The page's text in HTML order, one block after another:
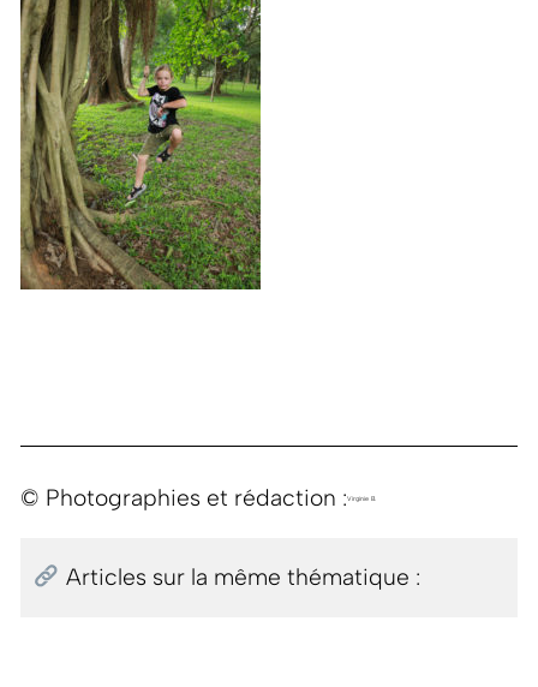
© Photographies et rédaction :Virginie B.
Articles sur la même thématique :